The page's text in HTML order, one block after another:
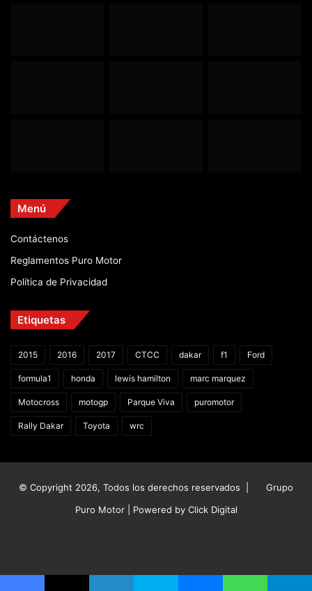
Menú
Contáctenos
Reglamentos Puro Motor
Política de Privacidad
Etiquetas
2015 2016 2017 CTCC dakar f1 Ford
formula1 honda lewis hamilton marc marquez
Motocross motogp Parque Viva puromotor
Rally Dakar Toyota wrc
© Copyright 2026, Todos los derechos reservados |
Grupo
Puro Motor | Powered by Click Digital